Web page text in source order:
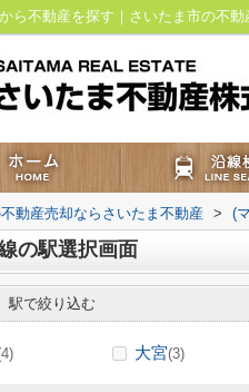
ら不動産を探す｜さいたま市の不
動産売却ならさいたま不動産 > (
の駅選択画面
駅で絞り込む
大宮(3)